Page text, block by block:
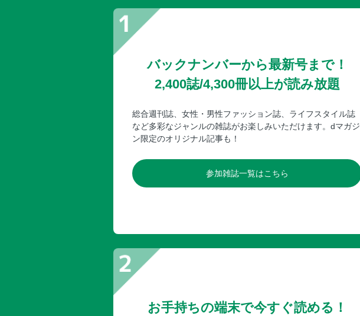
バックナンバーから最新号まで！
2,400誌/4,300冊以上が読み放題
総合週刊誌、女性・男性ファッション誌、ライフスタイル誌
など多彩なジャンルの雑誌がお楽しみいただけます。dマガジ
ン限定のオリジナル記事も！
参加雑誌一覧はこちら
お手持ちの端末で今すぐ読める！